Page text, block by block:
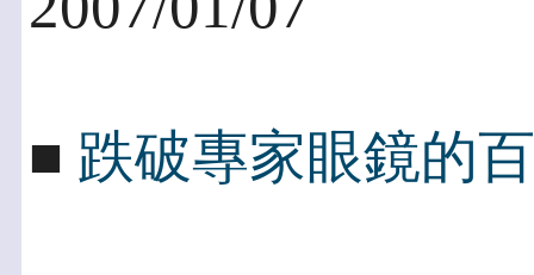
■ 跌破專家眼鏡的